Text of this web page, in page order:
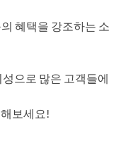
혜택을 강조하는 소
으로 많은 고객들에
보세요!